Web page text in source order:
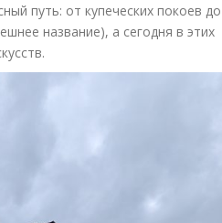
путь: от купеческих покоев до
название), а сегодня в этих